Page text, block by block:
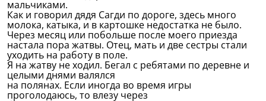
мальчиками.
Как и говорил дядя Сагди по дороге, здесь много
молока, катыка, и в картошке недостатка не было.
Через месяц или побольше после моего приезда
настала пора жатвы. Отец, мать и две сестры стали
уходить на работу в поле.
Я на жатву не ходил. Бегал с ребятами по деревне и
целыми днями валялся
на полянах. Если иногда во время игры
проголодаюсь, то влезу через